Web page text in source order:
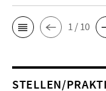
1 / 10
STELLEN/